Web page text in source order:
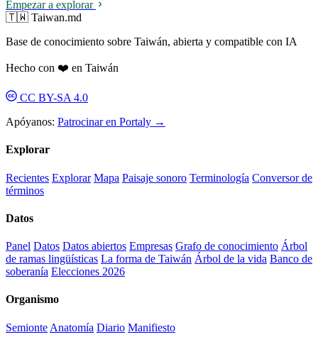
Empezar a explorar
🇹🇼 Taiwan.md
Base de conocimiento sobre Taiwán, abierta y compatible con IA
Hecho con ❤️ en Taiwán
CC BY-SA 4.0
Apóyanos: Patrocinar en Portaly →
Explorar
Recientes Explorar Mapa Paisaje sonoro Terminología Conversor de
términos
Datos
Panel Datos Datos abiertos Empresas Grafo de conocimiento Árbol
de ramas lingüísticas La forma de Taiwán Árbol de la vida Banco de
soberanía Elecciones 2026
Organismo
Semionte Anatomía Diario Manifiesto